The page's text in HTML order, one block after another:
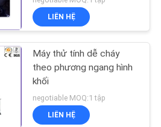
LIÊN HỆ
Máy thử tính dễ cháy
theo phương ngang hình
khối
negotiable MOQ:1 tập
LIÊN HỆ